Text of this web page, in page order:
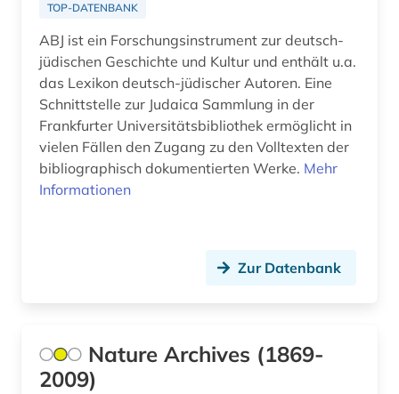
allgemeine und vergleichende
allgemeine und vergleichende sprach- und
literaturwissenschaft (2)
allgemeine volkswirtschaftslehre (3)
allgemeine ökologie (1)
TOP-DATENBANK
ABJ ist ein Forschungsinstrument zur deutsch-
jüdischen Geschichte und Kultur und enthält u.a.
das Lexikon deutsch-jüdischer Autoren. Eine
Schnittstelle zur Judaica Sammlung in der
Frankfurter Universitätsbibliothek ermöglicht in
vielen Fällen den Zugang zu den Volltexten der
bibliographisch dokumentierten Werke. Mehr
Informationen
Zur Datenbank
Nature Archives (1869-
2009)